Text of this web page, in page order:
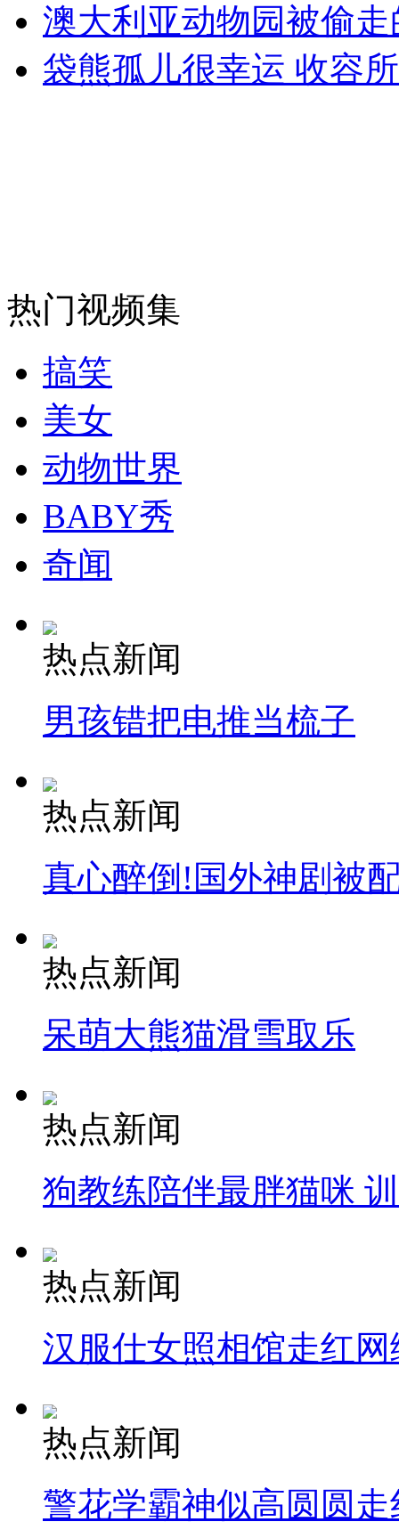
山西运城恶犬咬伤多人 警民合力深夜将其击毙
安徽一实载49人客车翻车
走！跟着总书记去植树
纽约上演“枕头大战”
司机酒驾遇交警 急速倒车逃窜
澳大利亚动物园被偷
袋熊孤儿很幸运 收容
热门视频集
搞笑
美女
动物世界
BABY秀
奇闻
热点新闻
男孩错把电推当梳子
热点新闻
真心醉倒!国外神剧被
热点新闻
呆萌大熊猫滑雪取乐
热点新闻
狗教练陪伴最胖猫咪
热点新闻
汉服仕女照相馆走红网
热点新闻
警花学霸神似高圆圆走